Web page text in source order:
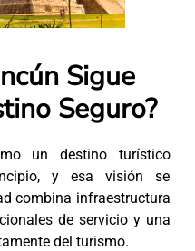
Sigue
Seguro?
un destino turístico
y esa visión se
combina infraestructura
de servicio y una
del turismo.